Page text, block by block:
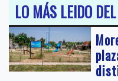
LO MÁS LEIDO